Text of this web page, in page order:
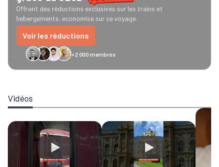
Offrant des réductions exclusives sur les trains et
hebergements, economise sur ce voyage.
Voir les réductions
+2 000 membres
GreenGo Caledonian
Vidéos